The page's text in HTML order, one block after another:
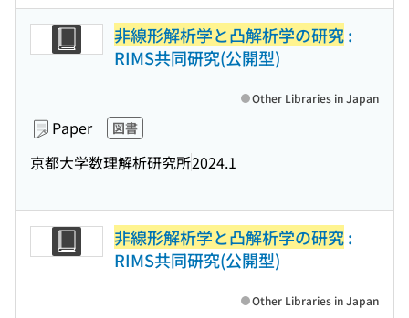
非線形解析学と凸解析学の研究:
RIMS共同研究(公開型)
Paper 図書
京都大学数理解析研究所2024.1
Other Libraries in Japan
非線形解析学と凸解析学の研究:
RIMS共同研究(公開型)
Other Libraries in Japan